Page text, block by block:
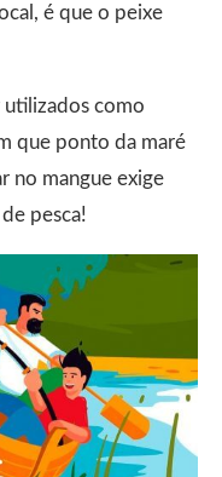
é que o peixe
utilizados como
que ponto da maré
no mangue exige
pesca!